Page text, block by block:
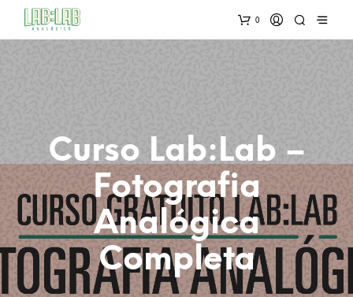
0
Curso Lab:Lab –
Fotografia
Analógica
Completa